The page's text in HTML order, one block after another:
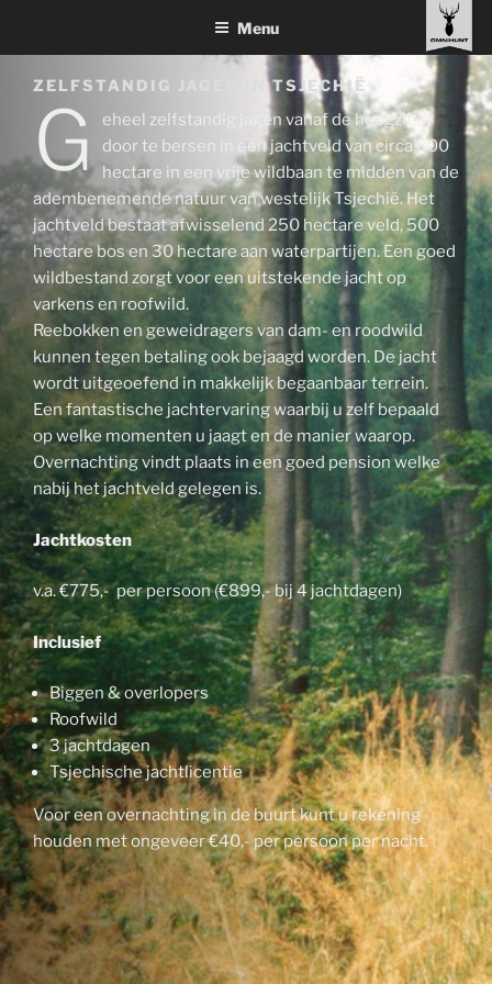
inhoud
Menu
ZELFSTANDIG JAGEN IN TSJECHIË
G eheel zelfstandig jagen vanaf de hoogzit of
door te bersen in een jachtveld van circa 800
hectare in een vrije wildbaan te midden van de
adembenemende natuur van westelijk Tsjechië. Het
jachtveld bestaat afwisselend 250 hectare veld, 500
hectare bos en 30 hectare aan waterpartijen. Een goed
wildbestand zorgt voor een uitstekende jacht op
varkens en roofwild.
Reebokken en geweidragers van dam- en roodwild
kunnen tegen betaling ook bejaagd worden. De jacht
wordt uitgeoefend in makkelijk begaanbaar terrein.
Een fantastische jachtervaring waarbij u zelf bepaald
op welke momenten u jaagt en de manier waarop.
Overnachting vindt plaats in een goed pension welke
nabij het jachtveld gelegen is.
Jachtkosten
v.a. €775,- per persoon (€899,- bij 4 jachtdagen)
Inclusief
Biggen & overlopers
Roofwild
3 jachtdagen
Tsjechische jachtlicentie
Voor een overnachting in de buurt kunt u rekening
houden met ongeveer €40,- per persoon per nacht.